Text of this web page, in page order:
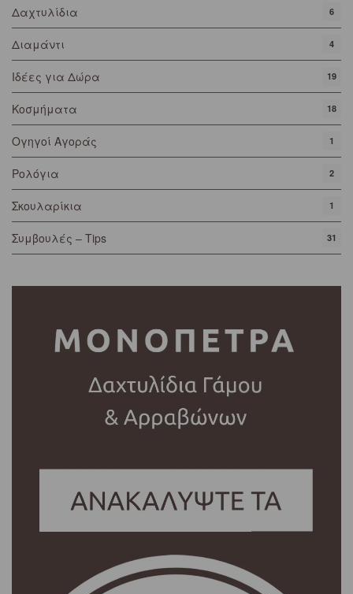
Δαχτυλίδια 6
Διαμάντι 4
Ιδέες για Δώρα 19
Κοσμήματα 18
Ογηγοί Αγοράς 1
Ρολόγια 2
Σκουλαρίκια 1
Συμβουλές – Tips 31